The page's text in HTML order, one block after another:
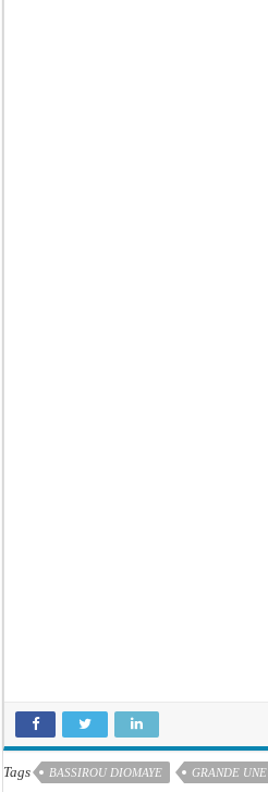
Tags BASSIROU DIOMAYE GRANDE UNE